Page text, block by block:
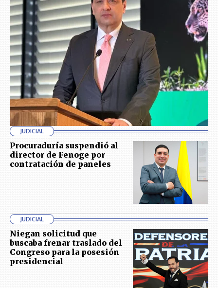
JUDICIAL
Procuraduría suspendió al
director de Fenoge por
contratación de paneles
JUDICIAL
Niegan solicitud que
buscaba frenar traslado del
Congreso para la posesión
presidencial